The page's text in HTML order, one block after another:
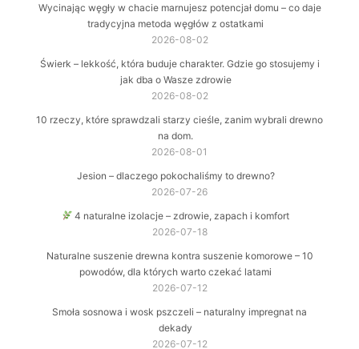
Wycinając węgły w chacie marnujesz potencjał domu – co daje
tradycyjna metoda węgłów z ostatkami
2026-08-02
Świerk – lekkość, która buduje charakter. Gdzie go stosujemy i
jak dba o Wasze zdrowie
2026-08-02
10 rzeczy, które sprawdzali starzy cieśle, zanim wybrali drewno
na dom.
2026-08-01
Jesion – dlaczego pokochaliśmy to drewno?
2026-07-26
4 naturalne izolacje – zdrowie, zapach i komfort
2026-07-18
Naturalne suszenie drewna kontra suszenie komorowe – 10
powodów, dla których warto czekać latami
2026-07-12
Smoła sosnowa i wosk pszczeli – naturalny impregnat na
dekady
2026-07-12